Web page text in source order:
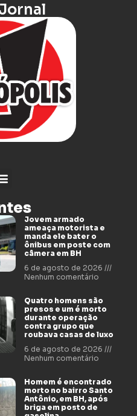
Jovem armado
ameaça motorista e
manda ele bater o
ônibus em poste com
câmera em BH
6 de agosto de 2026
Nenhum comentário
Quatro homens são
presos e um é morto
durante operação
contra grupo que
roubava casas de luxo
6 de agosto de 2026
Nenhum comentário
Homem é encontrado
morto no bairro Santo
Antônio, em BH, após
briga em posto de